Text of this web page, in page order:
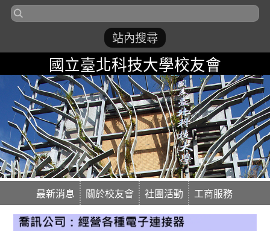
國立臺北科技大學校友會
最新消息 關於校友會 社團活動 工商服務